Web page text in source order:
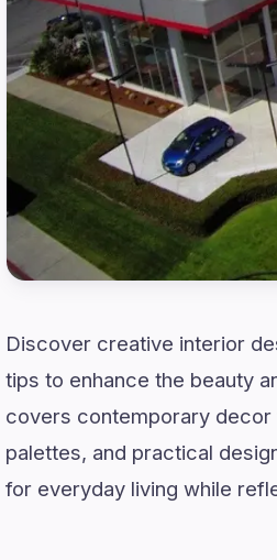
Discover creative interior
tips to enhance the beauty
covers contemporary
palettes, and practical
for everyday living while